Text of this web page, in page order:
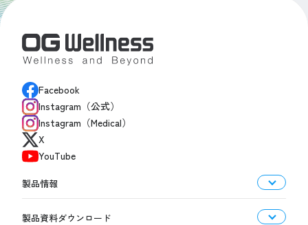
Facebook
Instagram（公式）
Instagram（Medical）
X
YouTube
製品情報
製品資料ダウンロード